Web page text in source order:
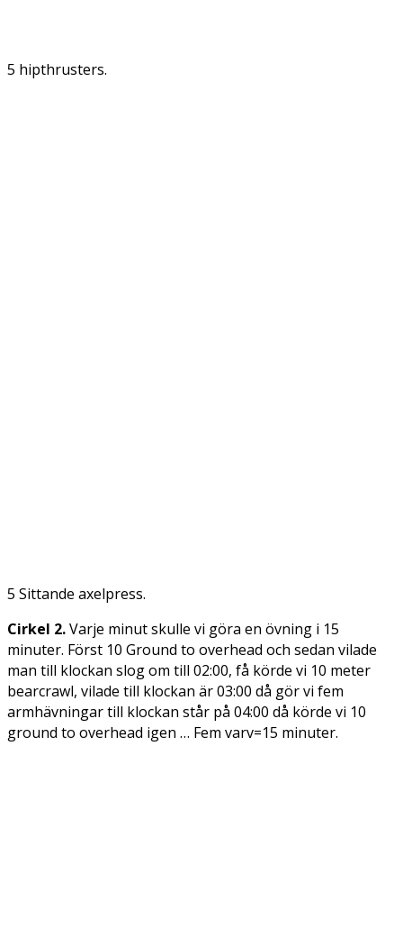
5 hipthrusters.
5 Sittande axelpress.
Cirkel 2.Varje minut skulle vi göra en övning i 15
minuter. Först 10 Ground to overhead och sedan vilade
man till klockan slog om till 02:00, få körde vi 10 meter
bearcrawl, vilade till klockan är 03:00 då gör vi fem
armhävningar till klockan står på 04:00 då körde vi 10
ground to overhead igen … Fem varv=15 minuter.